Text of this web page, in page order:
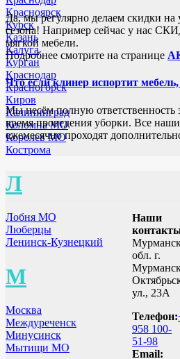
Красноярск
Курск
Казань
Калуга
Курган
Краснодар
Красногорск
Киров
Калининград
Коломна МО
Королев МО
Кострома
Л
Лобня МО
Люберцы
Ленинск-Кузнецкий
М
Москва
Междуреченск
Минусинск
Мытищи МО
Да, мы регулярно делаем скидки на
сезона! Например сейчас у нас
мягкой мебели.
Подробнее смотрите на странице
Что если клинер испортит
Мы несём полную ответственность
время проведения уборки. Все
ежемесячно проходят
Наши
обл. г.
ул., 23А
Телефон:
958 100-
51-98
Email: